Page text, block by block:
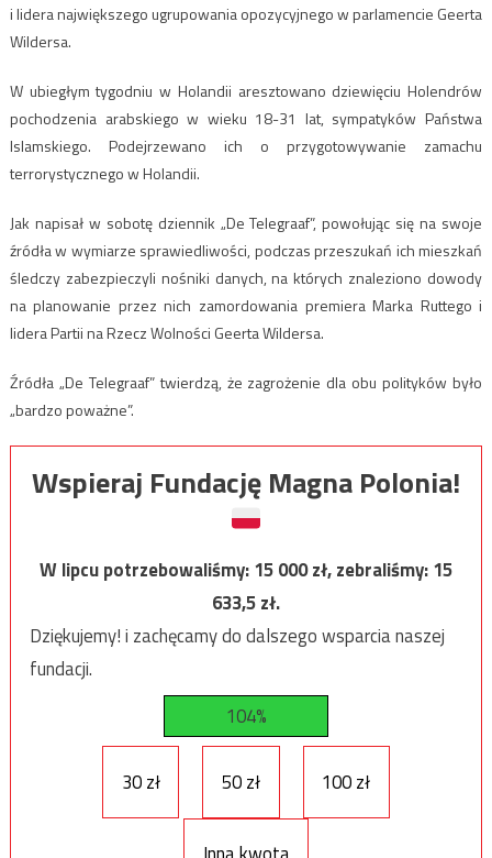
i lidera największego ugrupowania opozycyjnego w parlamencie Geerta
Wildersa.
W ubiegłym tygodniu w Holandii aresztowano dziewięciu Holendrów
pochodzenia arabskiego w wieku 18-31 lat, sympatyków Państwa
Islamskiego. Podejrzewano ich o przygotowywanie zamachu
terrorystycznego w Holandii.
Jak napisał w sobotę dziennik „De Telegraaf”, powołując się na swoje
źródła w wymiarze sprawiedliwości, podczas przeszukań ich mieszkań
śledczy zabezpieczyli nośniki danych, na których znaleziono dowody
na planowanie przez nich zamordowania premiera Marka Ruttego i
lidera Partii na Rzecz Wolności Geerta Wildersa.
Źródła „De Telegraaf” twierdzą, że zagrożenie dla obu polityków było
„bardzo poważne”.
Wspieraj Fundację Magna Polonia!
W lipcu potrzebowaliśmy:15 000zł, zebraliśmy:15
633,5zł.
Dziękujemy! i zachęcamy do dalszego wsparcia naszej
fundacji.
104%
30 zł 50 zł 100 zł